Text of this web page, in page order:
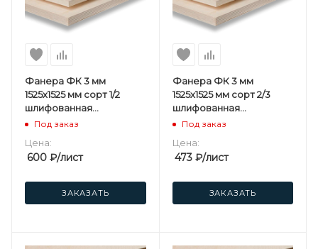
Фанера ФК 3 мм
1525х1525 мм сорт 1/2
шлифованная
березовая
Под заказ
Цена:
600 ₽/лист
ЗАКАЗАТЬ
Фанера ФК 3 мм
1525х1525 мм сорт 2/3
шлифованная
березовая
Под заказ
Цена:
473₽/лист
ЗАКАЗАТЬ